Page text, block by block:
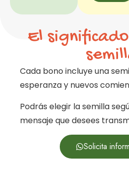
El
Cada bono incluye una
esperanza y nuevos
Podrás elegir la semilla
mensaje que desees
Solicita